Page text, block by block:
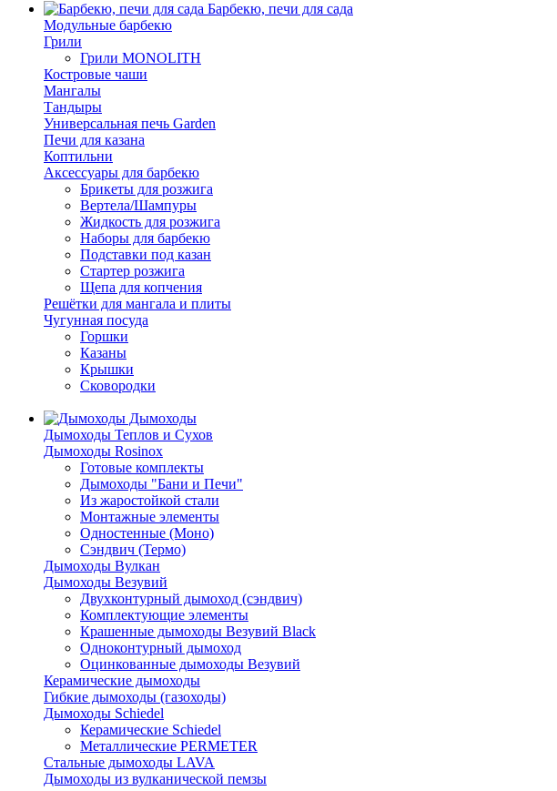
Барбекю, печи для сада
Модульные барбекю
Грили
Грили MONOLITH
Костровые чаши
Мангалы
Тандыры
Универсальная печь Garden
Печи для казана
Коптильни
Аксессуары для барбекю
Брикеты для розжига
Вертела/Шампуры
Жидкость для розжига
Наборы для барбекю
Подставки под казан
Стартер розжига
Щепа для копчения
Решётки для мангала и плиты
Чугунная посуда
Горшки
Казаны
Крышки
Сковородки
Дымоходы
Дымоходы Теплов и Сухов
Дымоходы Rosinox
Готовые комплекты
Дымоходы "Бани и Печи"
Из жаростойкой стали
Монтажные элементы
Одностенные (Моно)
Сэндвич (Термо)
Дымоходы Вулкан
Дымоходы Везувий
Двухконтурный дымоход (сэндвич)
Комплектующие элементы
Крашенные дымоходы Везувий Black
Одноконтурный дымоход
Оцинкованные дымоходы Везувий
Керамические дымоходы
Гибкие дымоходы (газоходы)
Дымоходы Schiedel
Керамические Schiedel
Металлические PERMETER
Стальные дымоходы LAVA
Дымоходы из вулканической пемзы